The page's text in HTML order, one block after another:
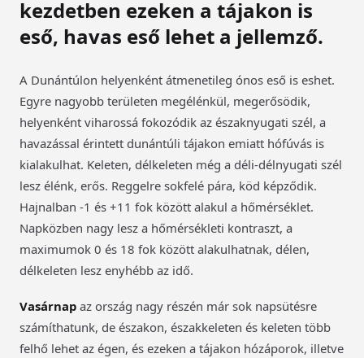
kezdetben ezeken a tájakon is
eső, havas eső lehet a jellemző.
A Dunántúlon helyenként átmenetileg ónos eső is eshet.
Egyre nagyobb területen megélénkül, megerősödik,
helyenként viharossá fokozódik az északnyugati szél, a
havazással érintett dunántúli tájakon emiatt hófúvás is
kialakulhat. Keleten, délkeleten még a déli-délnyugati szél
lesz élénk, erős. Reggelre sokfelé pára, köd képződik.
Hajnalban -1 és +11 fok között alakul a hőmérséklet.
Napközben nagy lesz a hőmérsékleti kontraszt, a
maximumok 0 és 18 fok között alakulhatnak, délen,
délkeleten lesz enyhébb az idő.
Vasárnap az ország nagy részén már sok napsütésre
számíthatunk, de északon, északkeleten és keleten több
felhő lehet az égen, és ezeken a tájakon hózáporok, illetve